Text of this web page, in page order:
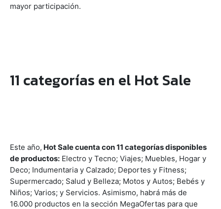
mayor participación.
11 categorías en el Hot Sale
Este año, Hot Sale cuenta con 11 categorías disponibles
de productos: Electro y Tecno; Viajes; Muebles, Hogar y
Deco; Indumentaria y Calzado; Deportes y Fitness;
Supermercado; Salud y Belleza; Motos y Autos; Bebés y
Niños; Varios; y Servicios. Asimismo, habrá más de
16.000 productos en la sección MegaOfertas para que